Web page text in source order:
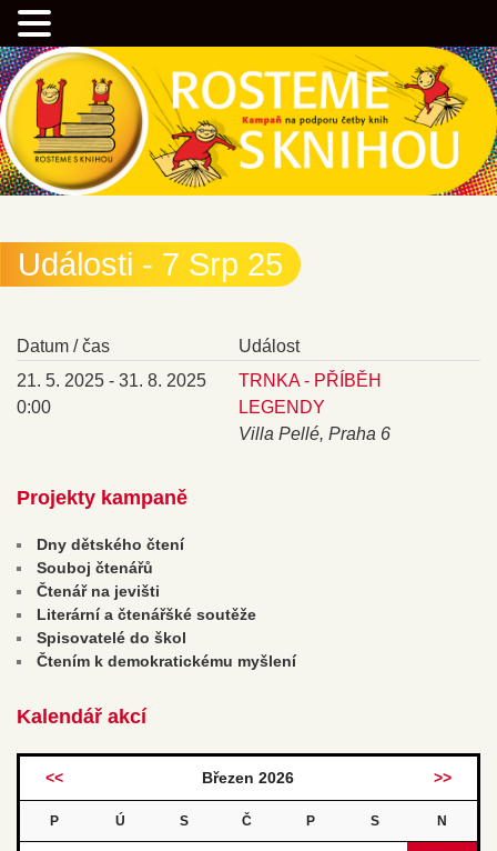
Přejít
k
hlavnímu
obsahu
webu
Rostemesknihou.cz
Kampaň na podporu četby knih
Události - 7 Srp 25
Datum / čas
Událost
21. 5. 2025 - 31. 8. 2025
0:00
TRNKA - PŘÍBĚH
LEGENDY
Villa Pellé, Praha 6
Projekty kampaně
Dny dětského čtení
Souboj čtenářů
Čtenář na jevišti
Literární a čtenářšké soutěže
Spisovatelé do škol
Čtením k demokratickému myšlení
Kalendář akcí
<< Březen 2026 >>
P Ú S Č P S N